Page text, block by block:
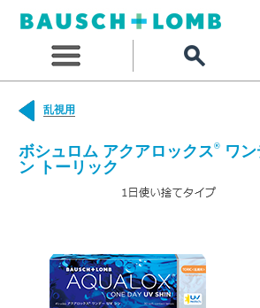
乱視用
ボシュロム アクアロックス®ワン
ン トーリック